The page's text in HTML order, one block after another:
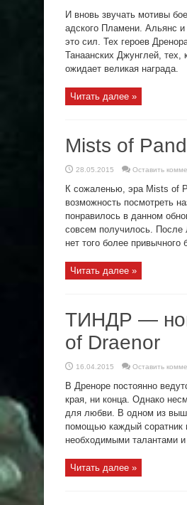
И вновь звучать мотивы
адского Пламени. Альянс
это сил. Тех героев
Танаанских Джунглей, тех,
ожидает великая награда.
Читать далее »
Mists of
28.05.2015 Оставить
К сожаленью, эра Mists of
возможность посмотреть
понравилось в данном
совсем получилось. После
нет того более привычного
Читать далее »
ТИНДР —
of Draenor
16.04.2015 Оставить
В Дреноре постоянно
края, ни конца. Однако
для любви. В одном из
помощью каждый соратник
необходимыми талантами
Читать далее »